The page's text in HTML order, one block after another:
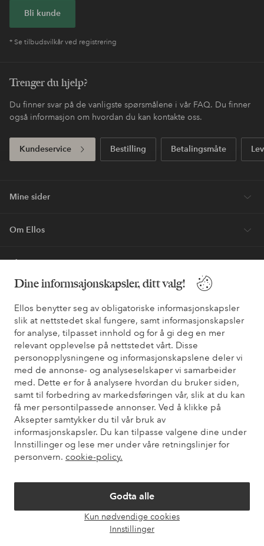
Dine informsajonskapsler, ditt valg!
Ellos benytter seg av obligatoriske informasjonskapsler
slik at nettstedet skal fungere, samt informasjonskapsler
for analyse, tilpasset innhold og for å gi deg en mer
relevant opplevelse på nettstedet vårt. Disse
personopplysningene og informasjonskapslene deler vi
med de annonse- og analyseselskaper vi samarbeider
med. Dette er for å analysere hvordan du bruker siden,
samt til forbedring av markedsføringen vår, slik at du kan
få mer persontilpassede annonser. Ved å klikke på
Aksepter samtykker du til vår bruk av
informasjonskapsler. Du kan tilpasse valgene dine under
Innstillinger og lese mer under våre retningslinjer for
personvern. cookie-policy.
Godta alle
Kun nødvendige cookies
Innstillinger
Bli kunde
* Se tilbudsvilkår ved registrering
Trenger du hjelp?
Du finner svar på de vanligste spørsmålene i vår FAQ. Du finner
også informasjon om hvordan du kan kontakte oss.
Kundeservice Bestilling Betalingsmåte
Mine sider
Om Ellos
Våre tjenester
Venner
Sikre betalinger - Betal direkte eller del opp
Vil du vite mer om våre betalingsalternativer?
elpy elpy
Facebook Instagram Pinterest
Youtube